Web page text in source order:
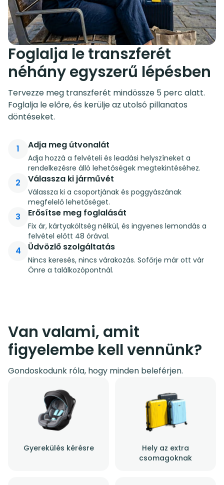
Foglalja le transzferét
néhány egyszerű lépésben
Tervezze meg transzferét mindössze 5 perc alatt.
Foglalja le előre, és kerülje az utolsó pillanatos
döntéseket.
1 Adja meg útvonalát
Adja hozzá a felvételi és leadási helyszíneket a
rendelkezésre álló lehetőségek megtekintéséhez.
2 Válassza ki járművét
Válassza ki a csoportjának és poggyászának
megfelelő lehetőséget.
3 Erősítse meg foglalását
Fix ár, kártyaköltség nélkül, és ingyenes lemondás a
felvétel előtt 48 órával.
4 Üdvözlő szolgáltatás
Nincs keresés, nincs várakozás. Sofőrje már ott vár
Önre a találkozópontnál.
Van valami, amit
figyelembe kell vennünk?
Gondoskodunk róla, hogy minden beleférjen.
Gyerekülés kérésre
Hely az extra
csomagoknak